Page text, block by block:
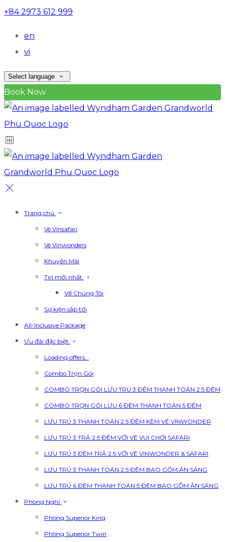
+84 2973 612 999
en
vi
Select language
Book Now
Trang chủ
Vé Vinsafari
Vé Vinwonders
Khuyến Mãi
Tin mới nhất
Về Chúng Tôi
Sự kiện sắp tới
All-Inclusive Package
Ưu đãi đặc biệt
Loading offers…
Combo Trọn Gói
COMBO TRỌN GÓI LƯU TRÚ 3 ĐÊM THANH TOÁN 2.5 ĐÊM
COMBO TRỌN GÓI LƯU 6 ĐÊM THANH TOÁN 5 ĐÊM
LƯU TRÚ 3 THANH TOÁN 2.5 ĐÊM KÈM VÉ VINWONDER
LƯU TRÚ 3 TRẢ 2.5 ĐÊM VỚI VÉ VUI CHƠI SAFARI
LƯU TRÚ 3 ĐÊM TRẢ 2.5 VỚI VÉ VINWONDER & SAFARI
LƯU TRÚ 3 THANH TOÁN 2.5 ĐÊM BAO GỒM ĂN SÁNG
LƯU TRÚ 6 ĐÊM THANH TOÁN 5 ĐÊM BAO GỒM ĂN SÁNG
Phòng Nghỉ
Phòng Superior King
Phòng Superior Twin